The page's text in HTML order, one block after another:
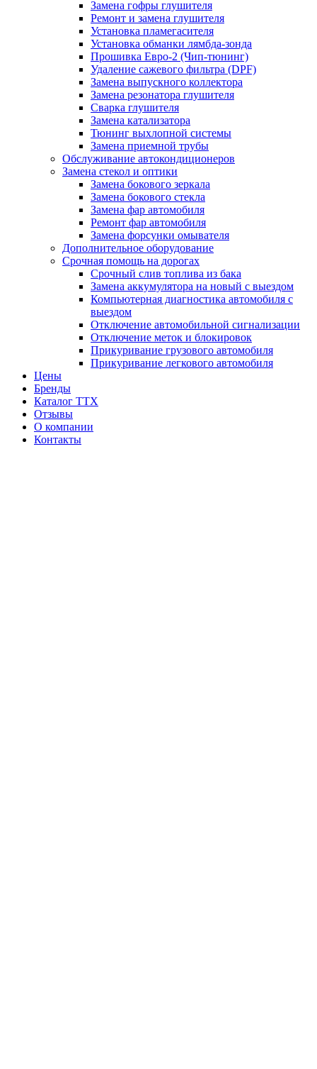
Замена гофры глушителя
Ремонт и замена глушителя
Установка пламегасителя
Установка обманки лямбда-зонда
Прошивка Евро-2 (Чип-тюнинг)
Удаление сажевого фильтра (DPF)
Замена выпускного коллектора
Замена резонатора глушителя
Сварка глушителя
Замена катализатора
Тюнинг выхлопной системы
Замена приемной трубы
Обслуживание автокондиционеров
Замена стекол и оптики
Замена бокового зеркала
Замена бокового стекла
Замена фар автомобиля
Ремонт фар автомобиля
Замена форсунки омывателя
Дополнительное оборудование
Срочная помощь на дорогах
Срочный слив топлива из бака
Замена аккумулятора на новый с выездом
Компьютерная диагностика автомобиля с
выездом
Отключение автомобильной сигнализации
Отключение меток и блокировок
Прикуривание грузового автомобиля
Прикуривание легкового автомобиля
Цены
Бренды
Каталог ТТХ
Отзывы
О компании
Контакты